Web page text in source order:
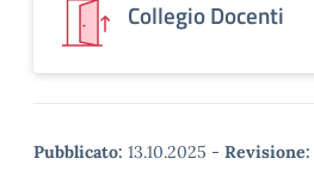
Collegio Docenti
Pubblicato: 13.10.2025 - Revisione: